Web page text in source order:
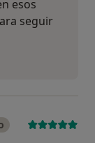
esos
seguir